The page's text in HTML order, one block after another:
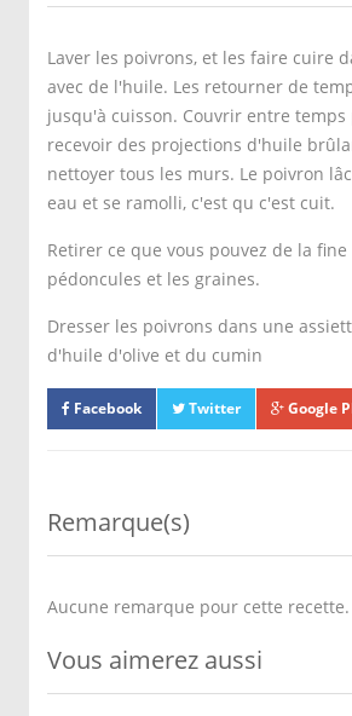
Laver les poivrons, et les faire cuire
avec de l'huile. Les retourner de
jusqu'à cuisson. Couvrir entre temps
recevoir des projections d'huile
nettoyer tous les murs. Le poivron
eau et se ramolli, c'est qu c'est cuit.
Retirer ce que vous pouvez de la
pédoncules et les graines.
Dresser les poivrons dans une
d'huile d'olive et du cumin
Facebook Twitter Google
Remarque(s)
Aucune remarque pour cette recette.
Vous aimerez aussi